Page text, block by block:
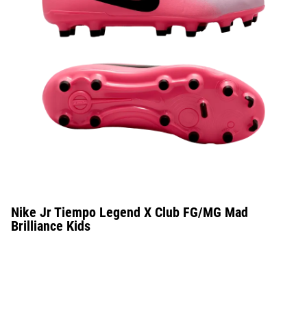
Nike Jr Tiempo Legend X Club FG/MG Mad
Brilliance Kids